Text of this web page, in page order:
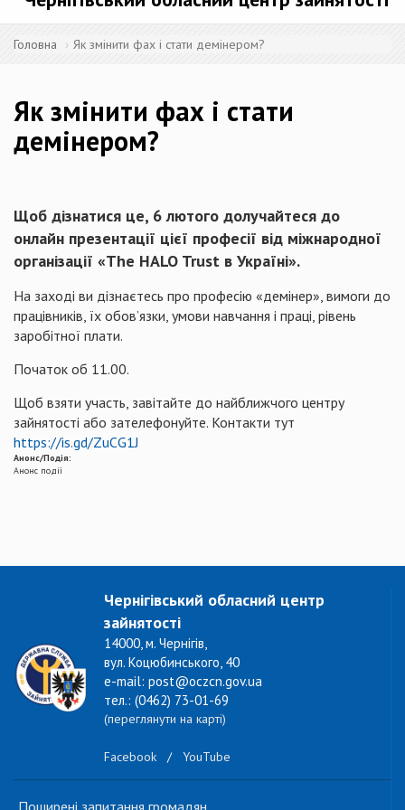
Головна Як змінити фах і стати демінером?
Як змінити фах і стати
демінером?
Щоб дізнатися це, 6 лютого долучайтеся до
онлайн презентації цієї професії від міжнародної
організації «The HALO Trust в Україні».
На заході ви дізнаєтесь про професію «демінер», вимоги до
працівників, їх обов’язки, умови навчання і праці, рівень
заробітної плати.
Початок об 11.00.
Щоб взяти участь, завітайте до найближчого центру
зайнятості або зателефонуйте. Контакти тут
https://is.gd/ZuCG1J
Анонс/Подія:
Анонс події
Чернігівський обласний центр
зайнятості
14000, м. Чернігів,
вул. Коцюбинського, 40
e-mail: post@oczcn.gov.ua
тел.: (0462) 73-01-69
(переглянути на карті)
Facebook / YouTube
Поширені запитання громадян